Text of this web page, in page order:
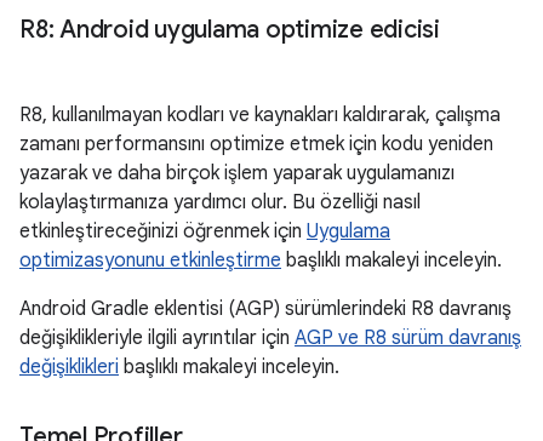
R8: Android uygulama optimize edicisi
R8, kullanılmayan kodları ve kaynakları kaldırarak, çalışma
zamanı performansını optimize etmek için kodu yeniden
yazarak ve daha birçok işlem yaparak uygulamanızı
kolaylaştırmanıza yardımcı olur. Bu özelliği nasıl
etkinleştireceğinizi öğrenmek için Uygulama
optimizasyonunu etkinleştirme başlıklı makaleyi inceleyin.
Android Gradle eklentisi (AGP) sürümlerindeki R8 davranış
değişiklikleriyle ilgili ayrıntılar için AGP ve R8 sürüm davranış
değişiklikleri başlıklı makaleyi inceleyin.